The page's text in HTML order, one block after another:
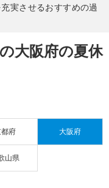
実させるおすすめの過
大阪府の夏休
府 大阪府
山県